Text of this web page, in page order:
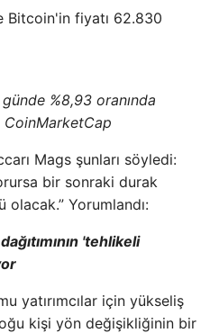
Bitcoin'in fiyatı 62.830
%8,93 oranında
Mags şunları söyledi:
bir sonraki durak
olacak.” Yorumlandı:
'tehlikeli
yatırımcılar için yükseliş
kişi yön değişikliğinin bir